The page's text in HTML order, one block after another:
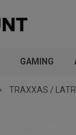
GAMING
TRAXXAS /